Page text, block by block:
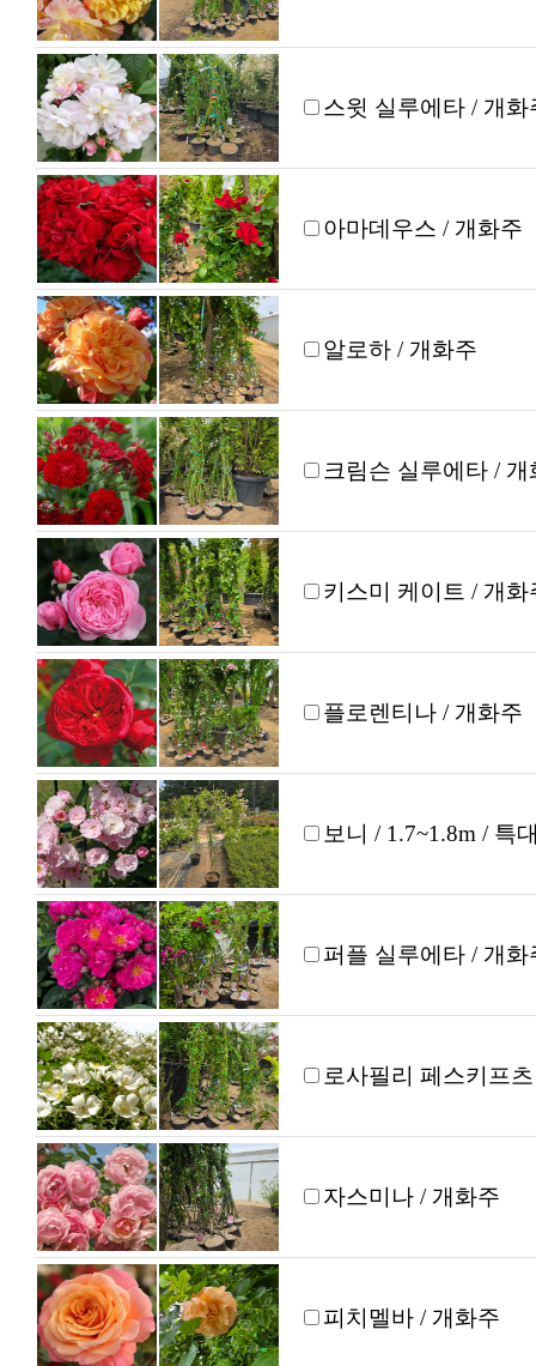
스윗 실루에타 / 개화
아마데우스 / 개화주
알로하 / 개화주
크림슨 실루에타 / 개
키스미 케이트 / 개화
플로렌티나 / 개화주
보니 / 1.7~1.8m / 특
퍼플 실루에타 / 개화
로사필리 페스키프
자스미나 / 개화주
피치멜바 / 개화주